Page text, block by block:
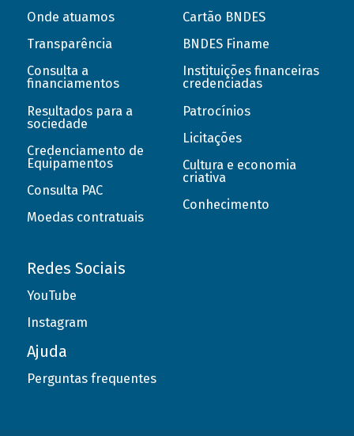
Onde atuamos
Transparência
Consulta a
financiamentos
Resultados para a
sociedade
Credenciamento de
Equipamentos
Consulta PAC
Moedas contratuais
Cartão BNDES
BNDES Finame
Instituições financeiras
credenciadas
Patrocínios
Licitações
Cultura e economia
criativa
Conhecimento
Redes Sociais
YouTube
Instagram
Ajuda
Perguntas frequentes